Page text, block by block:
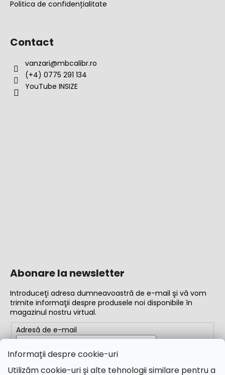
Informații despre cookie-uri
Utilizăm cookie-uri și alte tehnologii similare pentru a
Politica de confidențialitate
Contact
vanzari@mbcalibr.ro
(+4) 0775 291 134
YouTube INSIZE
Abonare la newsletter
Introduceţi adresa dumneavoastră de e-mail şi vă vom
trimite informaţii despre produsele noi disponibile în
magazinul nostru virtual.
Adresă de e-mail
Completând adresa de e-mail, acceptați
condițiile